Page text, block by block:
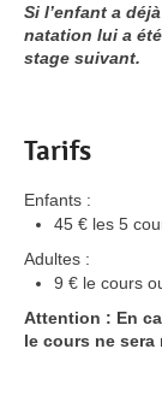
Si l’enfant a
natation lui a
stage suivant.
Tarifs
Enfants :
45 € les 5
Adultes :
9 € le cours
Attention : En
le cours ne